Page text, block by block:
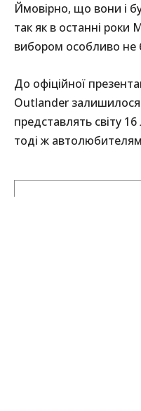
Ймовірно, що вони і
так як в останні роки
вибором особливо не
До офіційної
Outlander залишилося
представлять світу
тоді ж автолюбителям